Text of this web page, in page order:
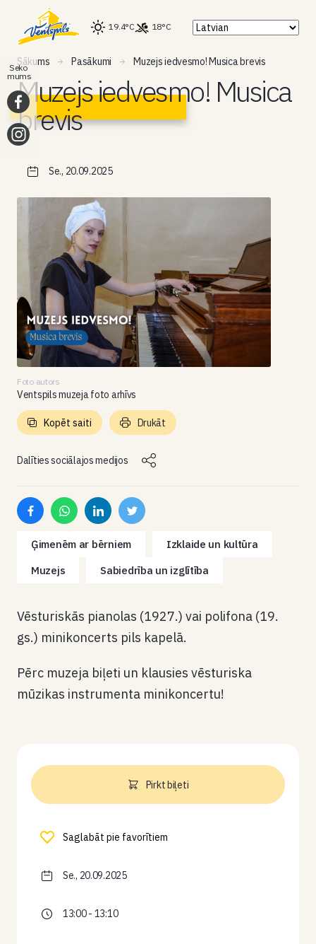
19.4°C 18°C
Sākums Pasākumi Muzejs iedvesmo! Musica brevis
Muzejs iedvesmo! Musica
brevis
Se., 20.09.2025
Foto autors
Ventspils muzeja foto arhīvs
Dalīties sociālajos medijos
Kopēt saiti Drukāt
Ģimenēm ar bērniem
Izklaide un kultūra
Muzejs
Sabiedrība un izglītība
Vēsturiskās pianolas (1927.) vai polifona (19.
gs.) minikoncerts pils kapelā.
Pērc muzeja biļeti un klausies vēsturiska
mūzikas instrumenta minikoncertu!
Pirkt biļeti
Saglabāt pie favorītiem
Se., 20.09.2025
13:00 - 13:10
Seko
mums